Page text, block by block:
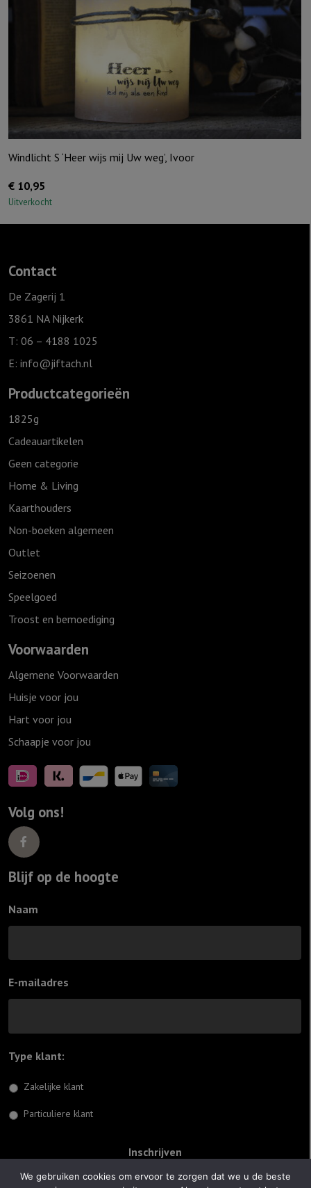
Windlicht S ‘Heer wijs mij Uw weg’, Ivoor
€ 10,95
Uitverkocht
Contact
De Zagerij 1
3861 NA Nijkerk
T: 06 – 4188 1025
E: info@jiftach.nl
Productcategorieën
1825g
Cadeauartikelen
Geen categorie
Home & Living
Kaarthouders
Non-boeken algemeen
Outlet
Seizoenen
Speelgoed
Troost en bemoediging
Voorwaarden
Algemene Voorwaarden
Huisje voor jou
Hart voor jou
Schaapje voor jou
Volg ons!
Blijf op de hoogte
Naam
E-mailadres
Type klant:
Zakelijke klant
Particuliere klant
We gebruiken cookies om ervoor te zorgen dat we u de beste